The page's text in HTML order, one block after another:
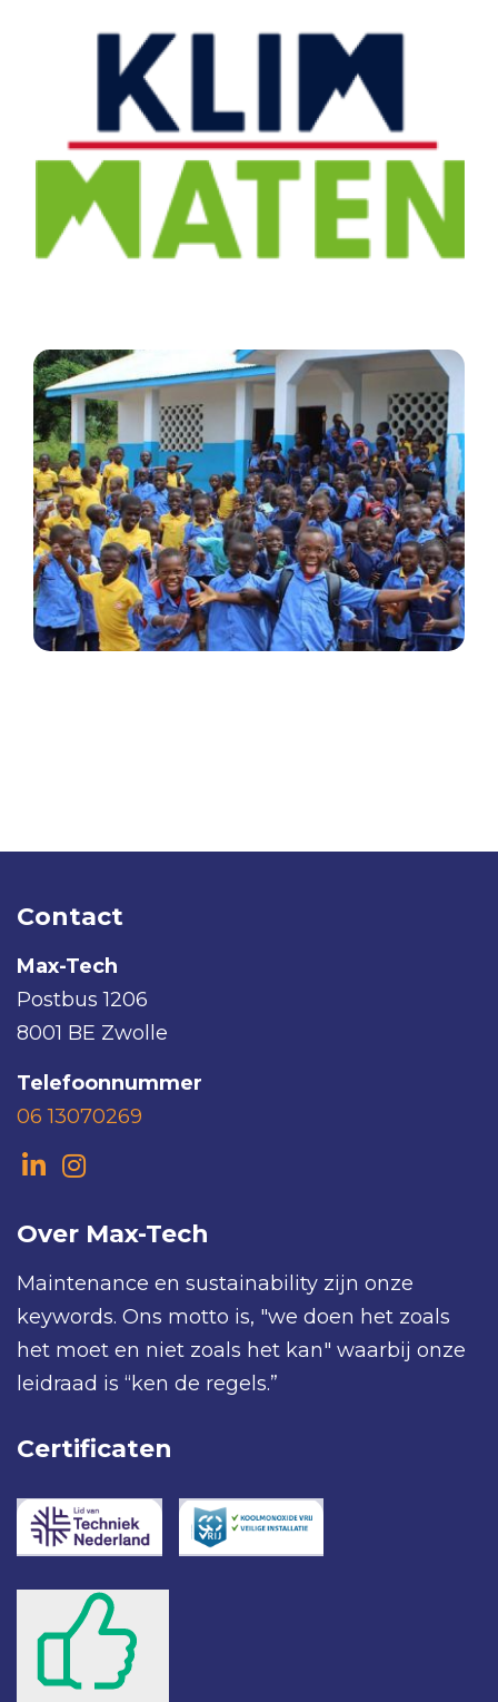
Contact
Max-Tech
Postbus 1206
8001 BE Zwolle
Telefoonnummer
06 13070269
Over Max-Tech
Maintenance en sustainability zijn onze
keywords. Ons motto is, "we doen het zoals
het moet en niet zoals het kan" waarbij onze
leidraad is “ken de regels.”
Certificaten